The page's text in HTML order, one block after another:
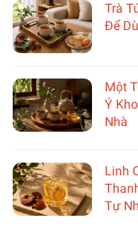
Trà
Để
Một
Ý
Nhà
Linh
Tự